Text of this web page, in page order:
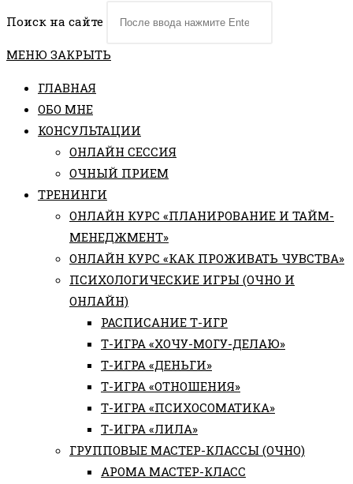
Поиск на сайте
МЕНЮ ЗАКРЫТЬ
ГЛАВНАЯ
ОБО МНЕ
КОНСУЛЬТАЦИИ
ОНЛАЙН СЕССИЯ
ОЧНЫЙ ПРИЕМ
ТРЕНИНГИ
ОНЛАЙН КУРС «ПЛАНИРОВАНИЕ И ТАЙМ-
МЕНЕДЖМЕНТ»
ОНЛАЙН КУРС «КАК ПРОЖИВАТЬ ЧУВСТВА»
ПСИХОЛОГИЧЕСКИЕ ИГРЫ (ОЧНО И
ОНЛАЙН)
РАСПИСАНИЕ Т-ИГР
Т-ИГРА «ХОЧУ-МОГУ-ДЕЛАЮ»
Т-ИГРА «ДЕНЬГИ»
Т-ИГРА «ОТНОШЕНИЯ»
Т-ИГРА «ПСИХОСОМАТИКА»
Т-ИГРА «ЛИЛА»
ГРУППОВЫЕ МАСТЕР-КЛАССЫ (ОЧНО)
АРОМА МАСТЕР-КЛАСС